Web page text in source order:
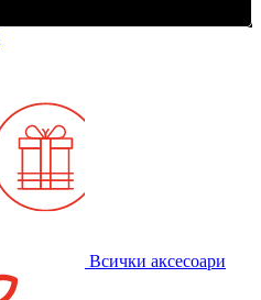
Всички аксесоари